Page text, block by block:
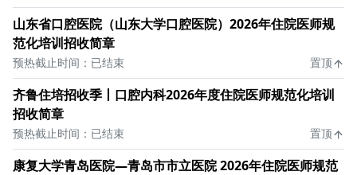
山东省口腔医院（山东大学口腔医院）2026年住院医师规
范化培训招收简章
预热截止时间：已结束 置顶
齐鲁住培招收季丨口腔内科2026年度住院医师规范化培训
招收简章
预热截止时间：已结束 置顶
康复大学青岛医院—青岛市市立医院 2026年住院医师规范